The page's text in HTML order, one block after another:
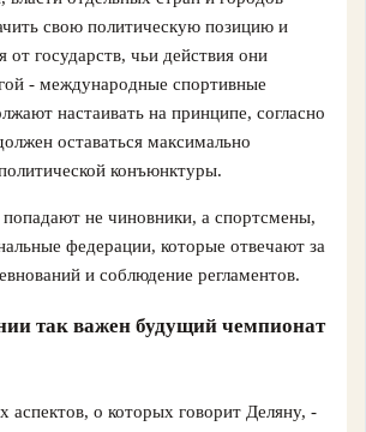
свою политическую позицию и
от государств, чьи действия они
- международные спортивные
настаивать на принципе, согласно
оставаться максимально
конъюнктуры.
не чиновники, а спортсмены,
федерации, которые отвечают за
и соблюдение регламентов.
так важен будущий чемпионат
аспектов, о которых говорит Деляну, -